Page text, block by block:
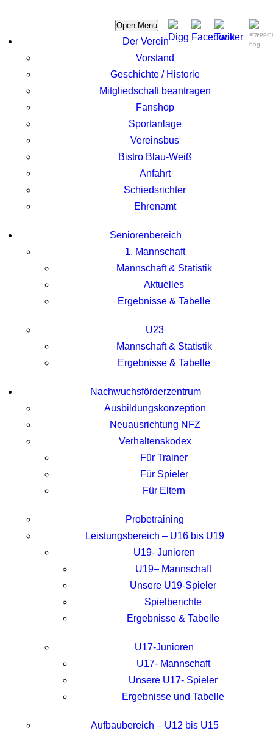
0
Open Menu
Der Verein
Vorstand
Geschichte / Historie
Mitgliedschaft beantragen
Fanshop
Sportanlage
Vereinsbus
Bistro Blau-Weiß
Anfahrt
Schiedsrichter
Ehrenamt
Seniorenbereich
1. Mannschaft
Mannschaft & Statistik
Aktuelles
Ergebnisse & Tabelle
U23
Mannschaft & Statistik
Ergebnisse & Tabelle
Nachwuchsförderzentrum
Ausbildungskonzeption
Neuausrichtung NFZ
Verhaltenskodex
Für Trainer
Für Spieler
Für Eltern
Probetraining
Leistungsbereich – U16 bis U19
U19- Junioren
U19– Mannschaft
Unsere U19-Spieler
Spielberichte
Ergebnisse & Tabelle
U17-Junioren
U17- Mannschaft
Unsere U17- Spieler
Ergebnisse und Tabelle
Aufbaubereich – U12 bis U15